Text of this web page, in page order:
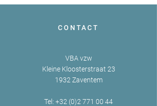
CONTACT
VBA vzw
Kleine Kloosterstraat 23
1932 Zaventem
Tel: +32 (0)2 771 00 44